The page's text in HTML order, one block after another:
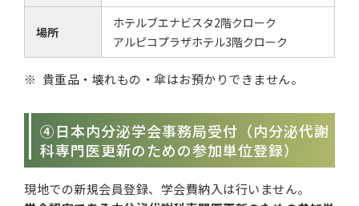
場所
ホテルブエナビスタ2階クローク
アルピコプラザホテル3階クローク
貴重品・壊れもの・傘はお預かりできません。
④日本内分泌学会事務局受付（内分泌代謝
科専門医更新のための参加単位登録）
現地での新規会員登録、学会費納入は行いません。